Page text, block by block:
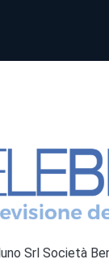
Srl Società